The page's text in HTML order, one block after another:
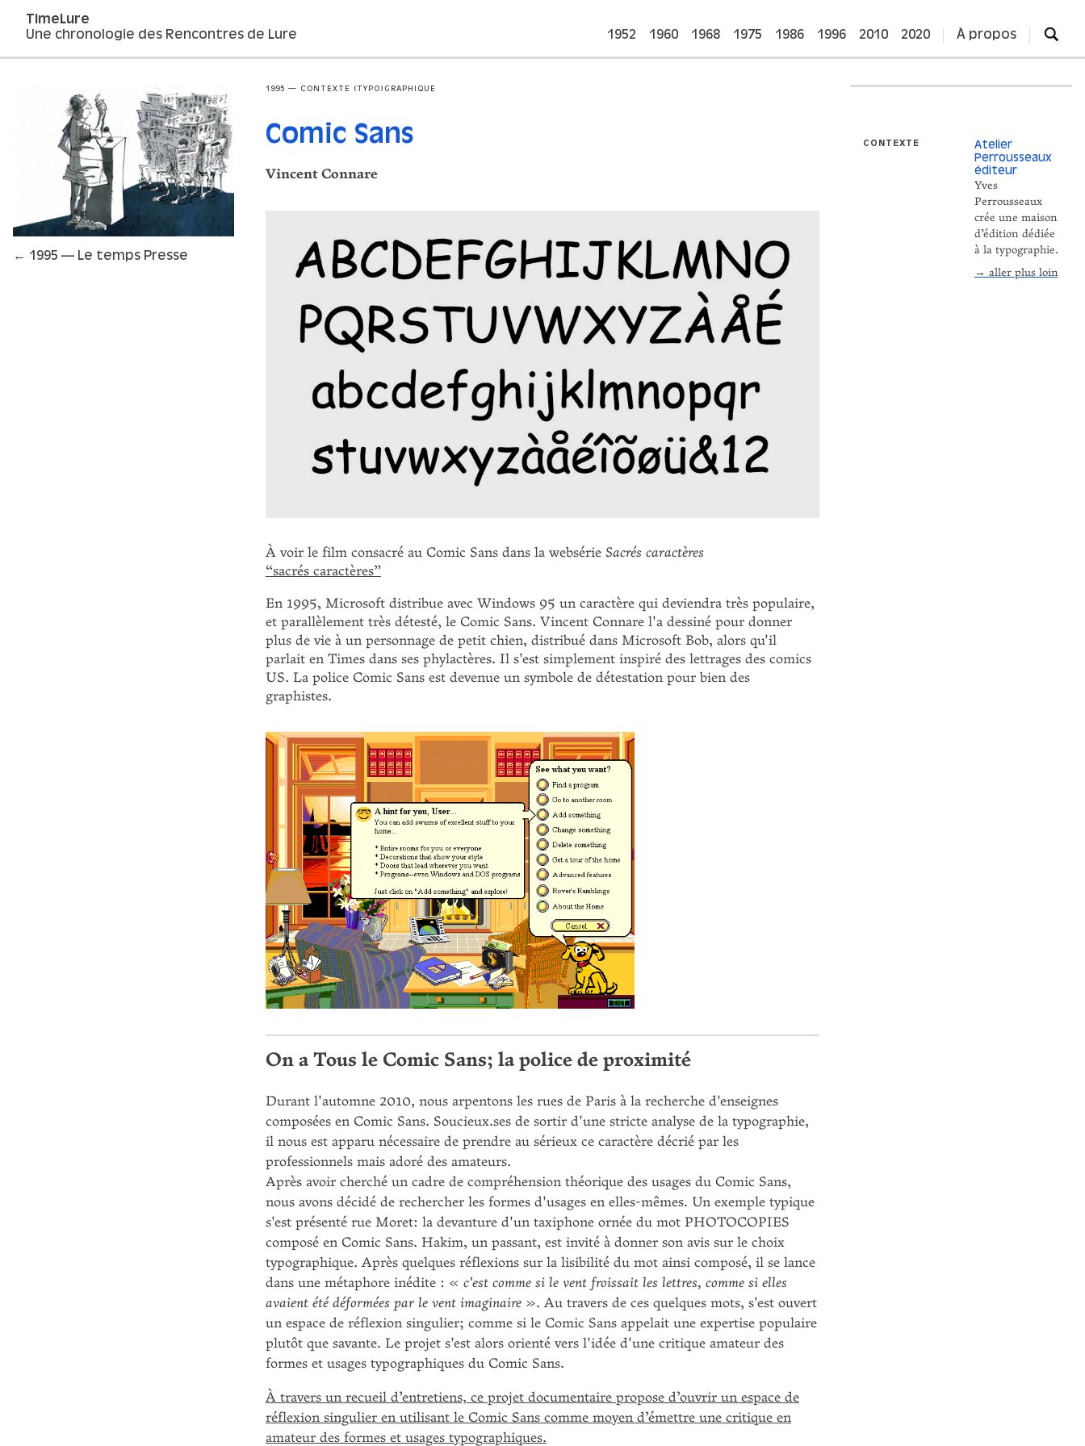
TimeLure
Une chronologie des Rencontres de Lure
1952 1960 1968 1975 1986 1996 2010 2020 À propos
← 1995 — Le temps Presse
1995 — CONTEXTE (TYPO)GRAPHIQUE
Comic Sans
Vincent Connare
À voir le film consacré au Comic Sans dans la websérie Sacrés caractères
“sacrés caractères”
En 1995, Microsoft distribue avec Windows 95 un caractère qui deviendra très populaire,
et parallèlement très détesté, le Comic Sans. Vincent Connare l'a dessiné pour donner
plus de vie à un personnage de petit chien, distribué dans Microsoft Bob, alors qu'il
parlait en Times dans ses phylactères. Il s'est simplement inspiré des lettrages des comics
US. La police Comic Sans est devenue un symbole de détestation pour bien des
graphistes.
On a Tous le Comic Sans; la police de proximité
Durant l'automne 2010, nous arpentons les rues de Paris à la recherche d'enseignes
composées en Comic Sans. Soucieux.ses de sortir d'une stricte analyse de la typographie,
il nous est apparu nécessaire de prendre au sérieux ce caractère décrié par les
professionnels mais adoré des amateurs.
Après avoir cherché un cadre de compréhension théorique des usages du Comic Sans,
nous avons décidé de rechercher les formes d'usages en elles-mêmes. Un exemple typique
s'est présenté rue Moret: la devanture d'un taxiphone ornée du mot PHOTOCOPIES
composé en Comic Sans. Hakim, un passant, est invité à donner son avis sur le choix
typographique. Après quelques réflexions sur la lisibilité du mot ainsi composé, il se lance
dans une métaphore inédite : « c'est comme si le vent froissait les lettres, comme si elles
avaient été déformées par le vent imaginaire ». Au travers de ces quelques mots, s'est ouvert
un espace de réflexion singulier; comme si le Comic Sans appelait une expertise populaire
plutôt que savante. Le projet s'est alors orienté vers l'idée d'une critique amateur des
formes et usages typographiques du Comic Sans.
À travers un recueil d’entretiens, ce projet documentaire propose d’ouvrir un espace de
réflexion singulier en utilisant le Comic Sans comme moyen d’émettre une critique en
amateur des formes et usages typographiques.
CONTEXTE
Atelier
Perrousseaux
éditeur
Yves
Perrousseaux
crée une maison
d’édition dédiée
à la typographie.
→ aller plus loin